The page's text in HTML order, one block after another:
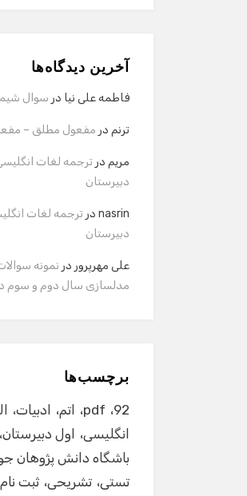
آخرین دیدگاه‌ها
فاطمه علی نیا در سوال
ترنم در مفعول مطلق –
مریم در ترجمه لغات
دبیرستان
nasrin در ترجمه لغات
دبیرستان
علی مهرپرور در نمونه
مدلسازی سال دوم و سوم
برچسب‌ها
92
pdf اتم ادبیات
انگلیسی
اول دبیرستان
باشگاه دانش پژوهان
تستی تشریحی ثبت نام